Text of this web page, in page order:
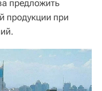
предложить
продукции при